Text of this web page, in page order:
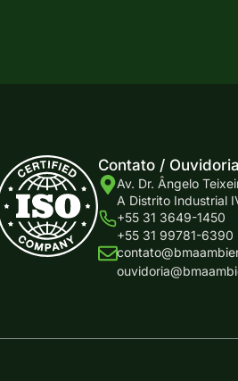
Contato / Ouvidoria
Av. Dr. Ângelo
A Distrito Industrial
+55 31 3649-1450
+55 31 99781-6390